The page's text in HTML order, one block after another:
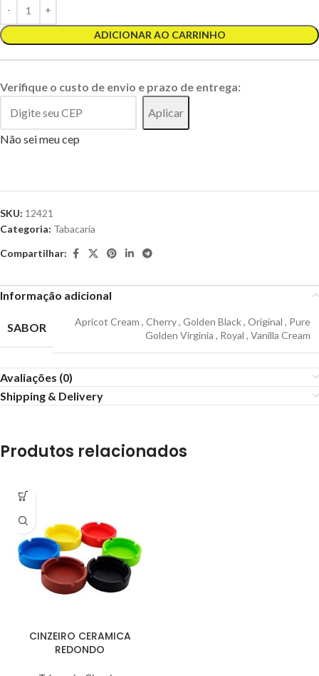
ADICIONAR AO CARRINHO
Verifique o custo de envio e prazo de entrega:
Aplicar
Não sei meu cep
SKU: 12421
Categoria: Tabacaria
Compartilhar:
Informação adicional
SABOR Apricot Cream , Cherry, Golden Black, Original , Pure
Golden Virginia , Royal , Vanilla Cream
Avaliações (0)
Shipping & Delivery
Produtos relacionados
CINZEIRO CERAMICA
REDONDO